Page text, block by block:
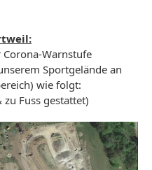
Warnstufe
Sportgelände an
wie folgt:
Fuss gestattet)